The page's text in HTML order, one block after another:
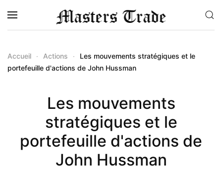
Accéder au contenu principal
Accueil Actions
Les mouvements stratégiques et le
portefeuille d'actions de John Hussman
Les mouvements
stratégiques et le
portefeuille d'actions de
John Hussman